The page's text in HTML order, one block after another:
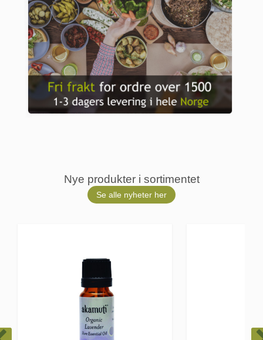
Nye produkter i sortimentet
Se alle nyheter her